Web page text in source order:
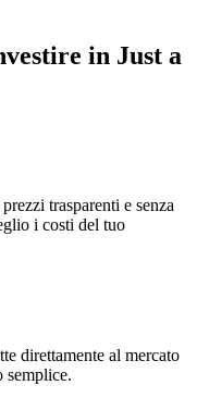
in Just a
trasparenti e senza
i costi del tuo
direttamente al mercato
semplice.